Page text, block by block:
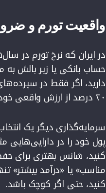
واقعیت تورم و
حساب بانکی یا زیر بالش
۲۰ درصد از ارزش واقعی خود را از دست می‌دهد.
سرمایه‌گذاری دیگر یک
پول خود را در
کنید، شانس بهتری برای
مناسب» یا «درآمد
کنید، حتی اگر کوچک باشد.